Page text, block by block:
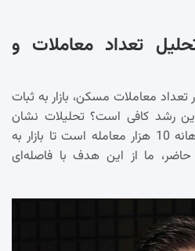
تعداد معاملات و
17 درصدی در تعداد معاملات مسکن، بازار به ثبات
رشد کافی است؟ تحلیلات نشان
می‌دهد که حداقل نیاز به ماهانه 10 هزار معامله است تا بازار به
ما از این هدف با فاصله‌ای